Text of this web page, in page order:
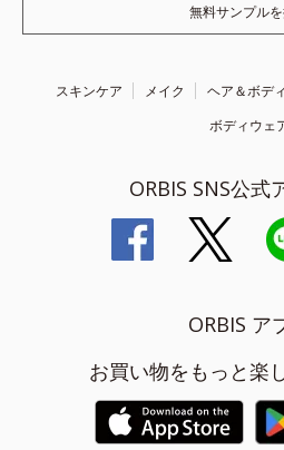
無料サンプル
スキンケア メイク ヘア＆ボディ
ボディウェ
ORBIS SNS公式
ORBIS ア
お買い物をもっと楽